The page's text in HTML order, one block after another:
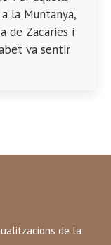
la Muntanya,
de Zacaries i
va sentir
de la